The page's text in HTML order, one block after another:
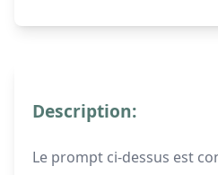
Description:
Le prompt ci-dessus est